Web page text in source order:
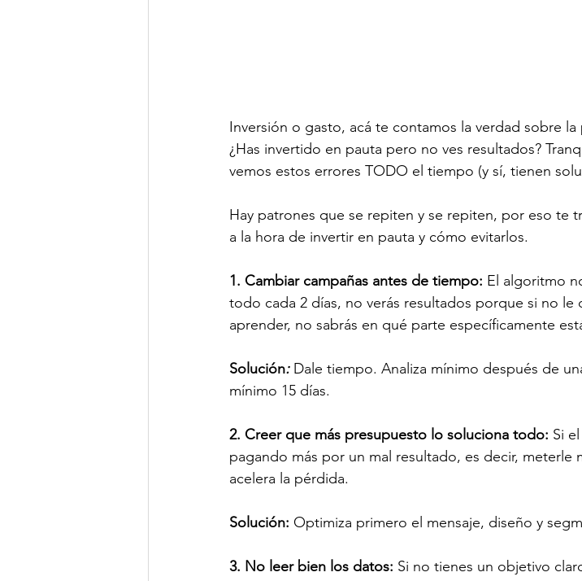
Inversión o gasto, acá te contamos la verdad sobre la
¿Has invertido en pauta pero no ves resultados?
vemos estos errores TODO el tiempo (y sí, tienen
Hay patrones que se repiten y se repiten, por eso te
a la hora de invertir en pauta y cómo evitarlos.
1. Cambiar campañas antes de tiempo: El algoritmo
todo cada 2 días, no verás resultados porque si no le
aprender, no sabrás en qué parte específicamente
Solución: Dale tiempo. Analiza mínimo después de
mínimo 15 días.
2. Creer que más presupuesto lo soluciona todo: Si
pagando más por un mal resultado, es decir, meterle
acelera la pérdida.
Solución: Optimiza primero el mensaje, diseño y
3. No leer bien los datos: Si no tienes un objetivo